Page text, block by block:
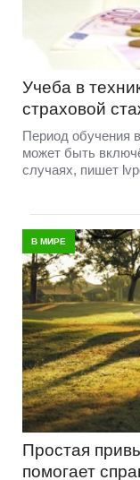
Учеба в
страховой
Период обучения
может быть
случаях, пишет
В МИРЕ
Простая
помогает